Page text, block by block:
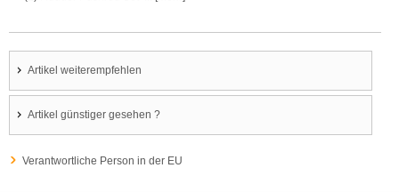
Artikel weiterempfehlen
Artikel günstiger gesehen ?
Verantwortliche Person in der EU